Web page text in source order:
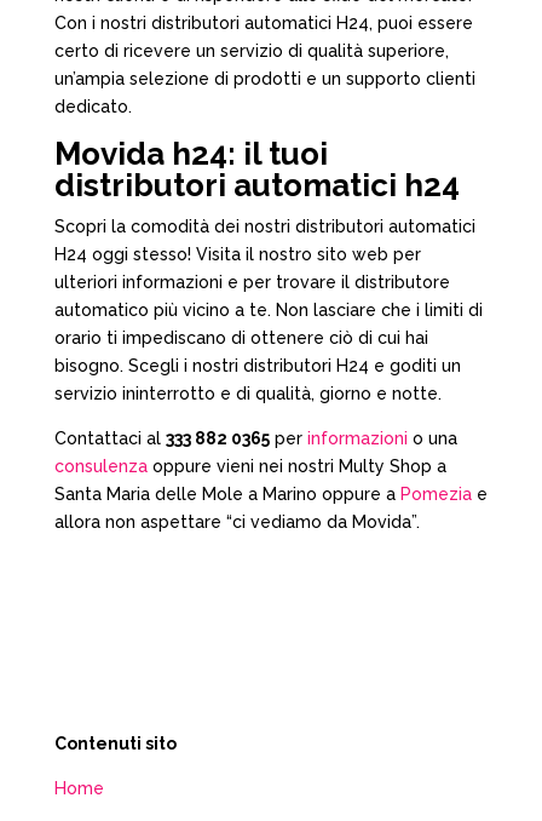
Con i nostri distributori automatici H24, puoi essere
certo di ricevere un servizio di qualità superiore,
un’ampia selezione di prodotti e un supporto clienti
dedicato.
Movida h24: il tuoi
distributori automatici h24
Scopri la comodità dei nostri distributori automatici
H24 oggi stesso! Visita il nostro sito web per
ulteriori informazioni e per trovare il distributore
automatico più vicino a te. Non lasciare che i limiti di
orario ti impediscano di ottenere ciò di cui hai
bisogno. Scegli i nostri distributori H24 e goditi un
servizio ininterrotto e di qualità, giorno e notte.
Contattaci al 333 882 0365per informazioni o una
consulenzaoppure vieni nei nostri Multy Shop a
Santa Maria delle Mole a Marino oppure a Pomeziae
allora non aspettare “ci vediamo da Movida”.
Contenuti sito
Home